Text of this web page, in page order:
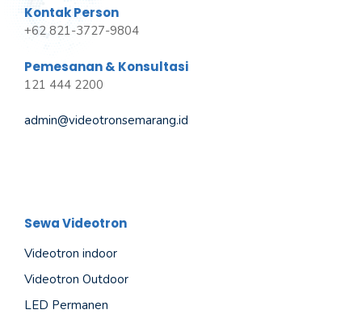
Kontak Person
+62 821-3727-9804
Pemesanan & Konsultasi
121 444 2200
admin@videotronsemarang.id
Sewa Videotron
Videotron indoor
Videotron Outdoor
LED Permanen